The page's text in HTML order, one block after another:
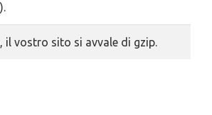
il vostro sito si avvale di gzip.